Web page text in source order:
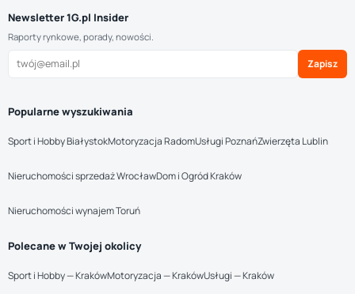
Newsletter 1G.pl Insider
Raporty rynkowe, porady, nowości.
Zapisz
Popularne wyszukiwania
Sport i Hobby BiałystokMotoryzacja RadomUsługi PoznańZwierzęta Lublin
Nieruchomości sprzedaż WrocławDom i Ogród Kraków
Nieruchomości wynajem Toruń
Polecane w Twojej okolicy
Sport i Hobby — KrakówMotoryzacja — KrakówUsługi — Kraków